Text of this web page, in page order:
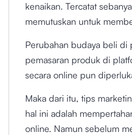
kenaikan. Tercatat
memutuskan untuk
Perubahan budaya beli di
pemasaran produk di
secara online pun
Maka dari itu, tips
hal ini adalah
online. Namun sebelum